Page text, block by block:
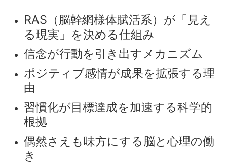
RAS（脳幹網様体賦活系）が「見え
る現実」を決める仕組み
信念が行動を引き出すメカニズム
ポジティブ感情が成果を拡張する理
由
習慣化が目標達成を加速する科学的
根拠
偶然さえも味方にする脳と心理の働
き